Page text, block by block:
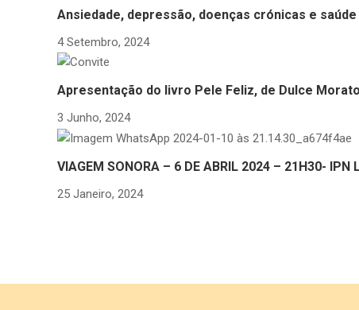
Ansiedade, depressão, doenças crónicas e
4 Setembro, 2024
Apresentação do livro Pele Feliz, de Dulce
3 Junho, 2024
VIAGEM SONORA – 6 DE ABRIL 2024 – 21H30- IPN
25 Janeiro, 2024